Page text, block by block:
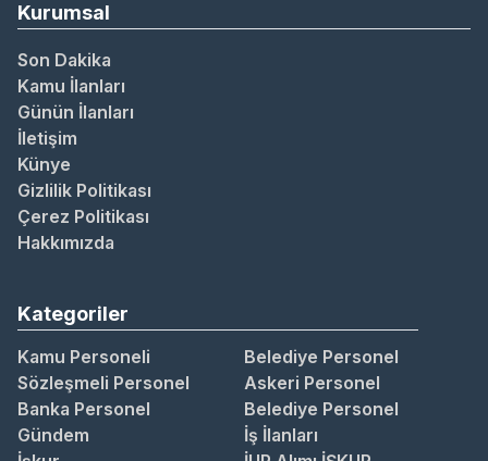
Kurumsal
Son Dakika
Kamu İlanları
Günün İlanları
İletişim
Künye
Gizlilik Politikası
Çerez Politikası
Hakkımızda
Kategoriler
Kamu Personeli
Belediye Personel
Sözleşmeli Personel
Askeri Personel
Banka Personel
Belediye Personel
Gündem
İş İlanları